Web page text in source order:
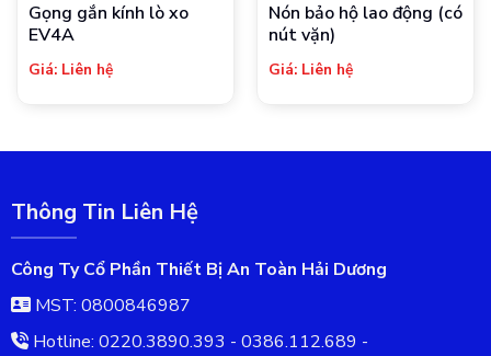
Gọng gắn kính lò xo
EV4A
Giá: Liên hệ
Nón bảo hộ lao động (có
nút vặn)
Giá: Liên hệ
Thông Tin Liên Hệ
Công Ty Cổ Phần Thiết Bị An Toàn Hải Dương
MST: 0800846987
Hotline: 0220.3890.393 - 0386.112.689 -